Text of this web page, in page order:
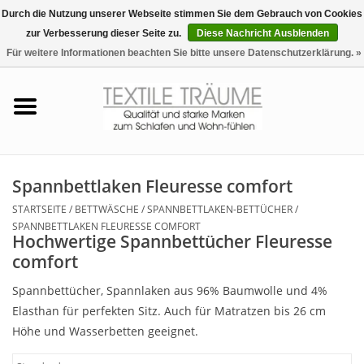
0 Artikel - €0,00
Tag & Nachtwäsche
Freizeit-Hausanzüge
Badezimmer & Sauna
Spannbettlaken Fleuresse comfort
STARTSEITE / BETTWÄSCHE /SPANNBETTLAKEN-BETTÜCHER/
SPANNBETTLAKEN FLEURESSE COMFORT
Hochwertige Spannbettücher Fleuresse
comfort
Spannbettücher, Spannlaken aus 96% Baumwolle und 4%
Elasthan für perfekten Sitz. Auch für Matratzen bis 26 cm
Höhe und Wasserbetten geeignet.
Durch die Nutzung unserer Webseite stimmen Sie dem Gebrauch von Cookies
zur Verbesserung dieser Seite zu.
Diese Nachricht Ausblenden
Für weitere Informationen beachten Sie bitte unsere Datenschutzerklärung. »